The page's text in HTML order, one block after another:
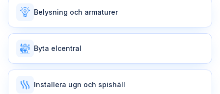
Belysning och armaturer
Byta elcentral
Installera ugn och spishäll